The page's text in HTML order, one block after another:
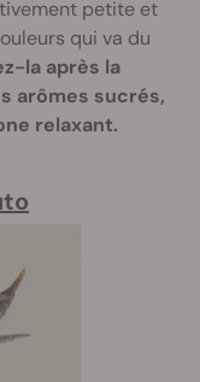
petite et
qui va du
la après la
arômes sucrés,
relaxant.